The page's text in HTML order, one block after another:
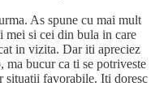
As spune cu mai mult
mei si cei din bula in care
in vizita. Dar iti apreciez
ma bucur ca ti se potriveste
situatii favorabile. Iti doresc